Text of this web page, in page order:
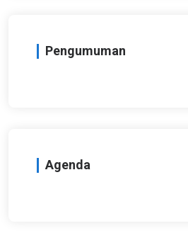
Pengumuman
Agenda